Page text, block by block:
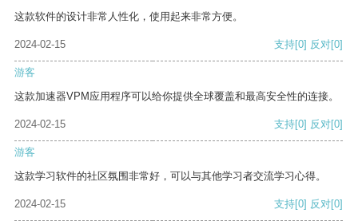
这款软件的设计非常人性化，使用起来非常方便。
2024-02-15 支持[0] 反对[0]
游客
这款加速器VPM应用程序可以给你提供全球覆盖和最高安全性的连接。
2024-02-15 支持[0] 反对[0]
游客
这款学习软件的社区氛围非常好，可以与其他学习者交流学习心得。
2024-02-15 支持[0] 反对[0]